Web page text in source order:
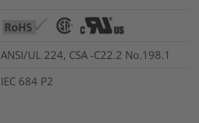
ANSI/UL 224, CSA -C22.2 No.198.1
IEC 684 P2